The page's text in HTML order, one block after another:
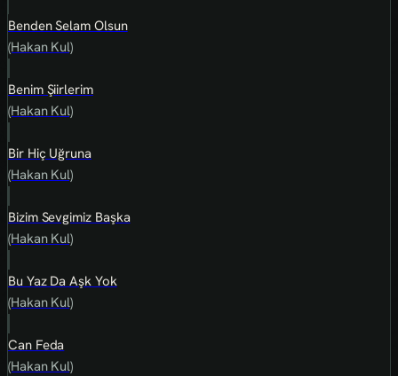
Benden Selam Olsun
(Hakan Kul)
Benim Şiirlerim
(Hakan Kul)
Bir Hiç Uğruna
(Hakan Kul)
Bizim Sevgimiz Başka
(Hakan Kul)
Bu Yaz Da Aşk Yok
(Hakan Kul)
Can Feda
(Hakan Kul)